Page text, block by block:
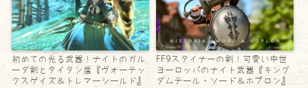
初めての光る武器！ナイトのガル
ーダ剣とタイタン盾『ヴォーテッ
クスゲイズ＆トレマーシールド』
FF9スタイナーの剣！可愛い中世
ヨーロッパのナイト武器『キング
ダムテール・ソード＆ホプロン』